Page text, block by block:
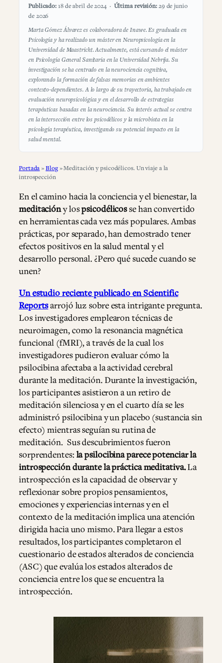
Publicado: 18 de abril de 2024 · Última revisión:29 de junio
de 2026
Marta Gómez Álvarez es colaboradora de Inawe. Es graduada en
Psicología y ha realizado un máster en Neuropsicología en la
Universidad de Maastricht. Actualmente, está cursando el máster
en Psicología General Sanitaria en la Universidad Nebrija. Su
investigación se ha centrado en la neurociencia cognitiva,
explorando la formación de falsas memorias en ambientes
contexto-dependientes. A lo largo de su trayectoria, ha trabajado en
evaluación neuropsicológica y en el desarrollo de estrategias
terapéuticas basadas en la neurociencia. Su interés actual se centra
en la intersección entre los psicodélicos y la microbiota en la
psicología terapéutica, investigando su potencial impacto en la
salud mental.
Portada »Blog»Meditación y psicodélicos. Un viaje a la
introspección
En el camino hacia la conciencia y el bienestar, la
meditacióny lospsicodélicosse han convertido
en herramientas cada vez más populares. Ambas
prácticas, por separado, han demostrado tener
efectos positivos en la salud mental y el
desarrollo personal. ¿Pero qué sucede cuando se
unen?
Un estudio reciente publicado en Scientific
Reportsarrojó luz sobre esta intrigante pregunta.
Los investigadores emplearon técnicas de
neuroimagen, como la resonancia magnética
funcional (fMRI), a través de la cual los
investigadores pudieron evaluar cómo la
psilocibina afectaba a la actividad cerebral
durante la meditación. Durante la investigación,
los participantes asistieron a un retiro de
meditación silenciosa y en el cuarto día se les
administró psilocibina y un placebo (sustancia sin
efecto) mientras seguían su rutina de
meditación. Sus descubrimientos fueron
sorprendentes:la psilocibina parece potenciar la
introspección durante la práctica meditativa.La
introspección es la capacidad de observar y
reflexionar sobre propios pensamientos,
emociones y experiencias internas y en el
contexto de la meditación implica una atención
dirigida hacia uno mismo. Para llegar a estos
resultados, los participantes completaron el
cuestionario de estados alterados de conciencia
(ASC) que evalúa los estados alterados de
conciencia entre los que se encuentra la
introspección.